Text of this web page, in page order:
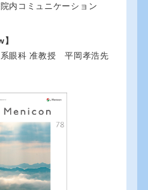
内コミュニケーション
系眼科 准教授 平岡孝浩先